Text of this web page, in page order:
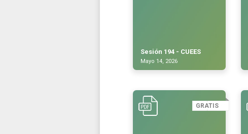
Sesión 194 - CUEES
Mayo 14, 2026
GRATIS